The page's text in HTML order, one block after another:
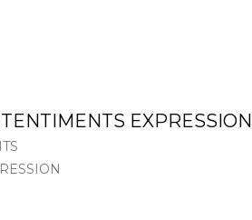
EXPRESSION